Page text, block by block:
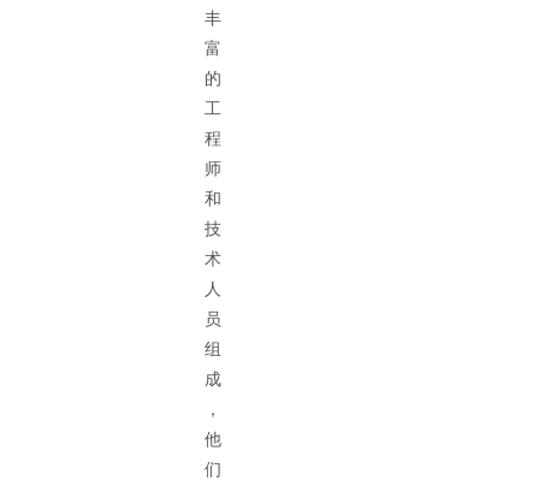
丰
富
的
工
程
师
和
技
术
人
员
组
成
，
他
们